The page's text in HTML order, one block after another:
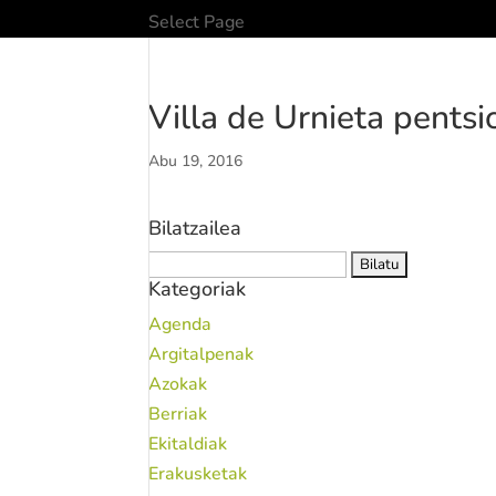
Select Page
Villa de Urnieta
Abu 19, 2016
Bilatzailea
Kategoriak
Agenda
Argitalpenak
Azokak
Berriak
Ekitaldiak
Erakusketak